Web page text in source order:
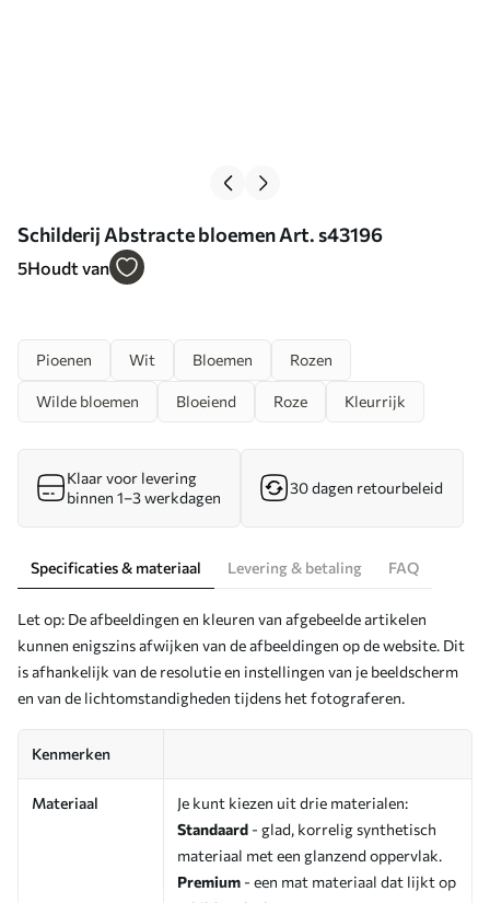
Schilderij Abstracte bloemen Art. s43196
5Houdt van
Pioenen Wit Bloemen Rozen
Wilde bloemen Bloeiend Roze Kleurrijk
Klaar voor levering
binnen 1–3 werkdagen
30 dagen retourbeleid
Specificaties & materiaal Levering & betaling FAQ
Let op: De afbeeldingen en kleuren van afgebeelde artikelen
kunnen enigszins afwijken van de afbeeldingen op de website. Dit
is afhankelijk van de resolutie en instellingen van je beeldscherm
en van de lichtomstandigheden tijdens het fotograferen.
Kenmerken
Materiaal
Je kunt kiezen uit drie materialen:
Standaard - glad, korrelig synthetisch
materiaal met een glanzend oppervlak.
Premium - een mat materiaal dat lijkt op